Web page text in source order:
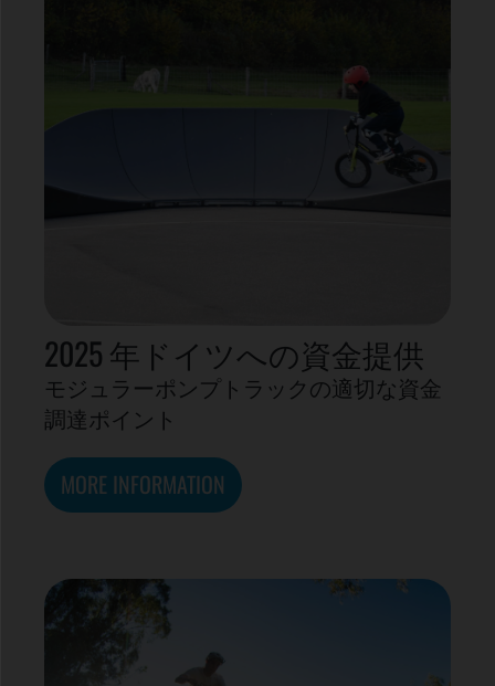
2025 年ドイツへの資金提供
モジュラーポンプトラックの適切な資金
調達ポイント
MORE INFORMATION